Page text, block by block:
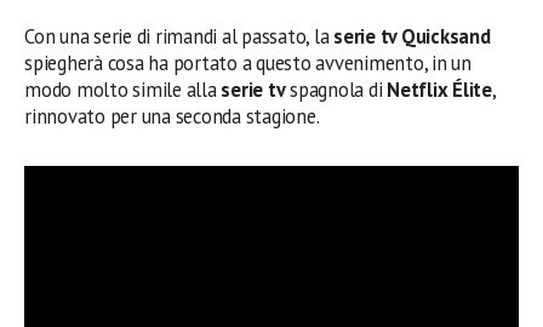
Con una serie di rimandi al passato, laserie tv Quicksand
spiegherà cosa ha portato a questo avvenimento, in un
modo molto simile allaserie tvspagnola di Netflix Élite,
rinnovato per una seconda stagione.